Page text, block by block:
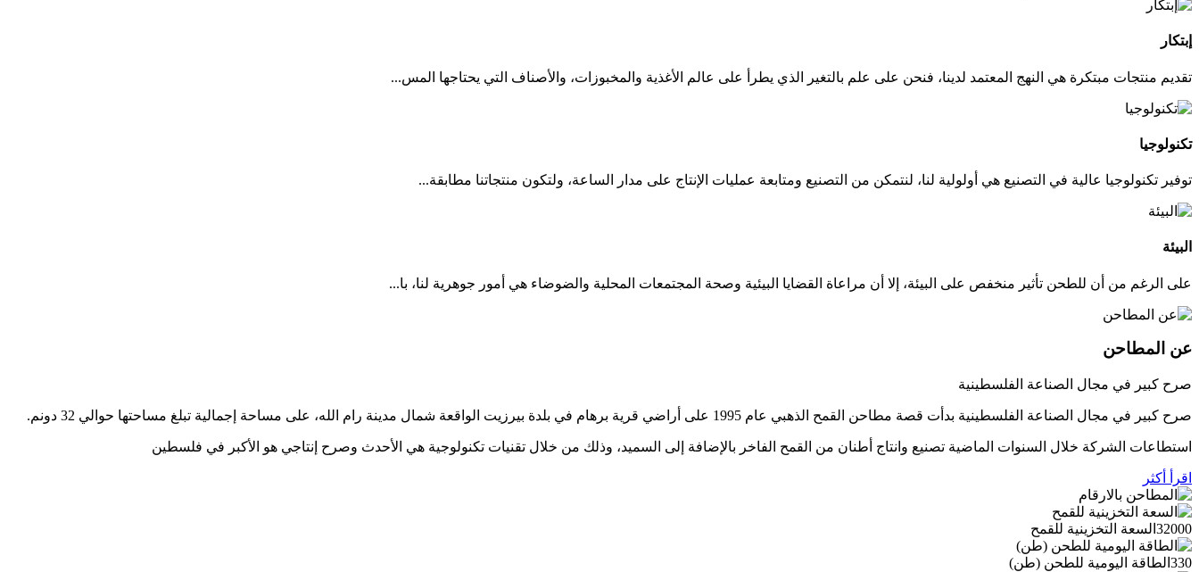
إبتكار
تقديم منتجات مبتكرة هي النهج المعتمد لدينا، فنحن على علم بالتغير الذي يطرأ على عالم الأغذية والمخبوزات، والأصناف التي يحتاجها المس...
تكنولوجيا
توفير تكنولوجيا عالية في التصنيع هي أولولية لنا، لنتمكن من التصنيع ومتابعة عمليات الإنتاج على مدار الساعة، ولتكون منتجاتنا مطابقة...
البيئة
على الرغم من أن للطحن تأثير منخفص على البيئة، إلا أن مراعاة القضايا البيئية وصحة المجتمعات المحلية والضوضاء هي أمور جوهرية لنا، با...
عن المطاحن
صرح كبير في مجال الصناعة الفلسطينية
صرح كبير في مجال الصناعة الفلسطينية بدأت قصة مطاحن القمح الذهبي عام 1995 على أراضي قرية برهام في بلدة بيرزيت الواقعة شمال مدينة رام الله، على مساحة إجمالية تبلغ مساحتها حوالي 32 دونم.
استطاعات الشركة خلال السنوات الماضية تصنيع وانتاج أطنان من القمح الفاخر بالإضافة إلى السميد، وذلك من خلال تقنيات تكنولوجية هي الأحدث وصرح إنتاجي هو الأكبر في فلسطين
اقرأ أكثر
32000 السعة التخزينية للقمح
330 الطاقة اليومية للطحن (طن)